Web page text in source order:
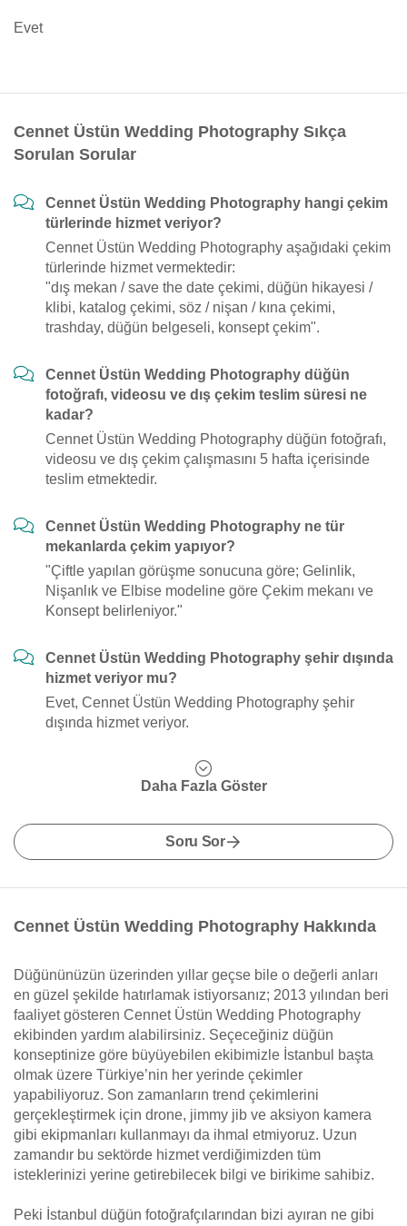
Evet
Cennet Üstün Wedding Photography Sıkça
Sorulan Sorular
Cennet Üstün Wedding Photography hangi çekim
türlerinde hizmet veriyor?
Cennet Üstün Wedding Photography aşağıdaki çekim
türlerinde hizmet vermektedir:
"dış mekan / save the date çekimi, düğün hikayesi /
klibi, katalog çekimi, söz / nişan / kına çekimi,
trashday, düğün belgeseli, konsept çekim".
Cennet Üstün Wedding Photography düğün
fotoğrafı, videosu ve dış çekim teslim süresi ne
kadar?
Cennet Üstün Wedding Photography düğün fotoğrafı,
videosu ve dış çekim çalışmasını 5 hafta içerisinde
teslim etmektedir.
Cennet Üstün Wedding Photography ne tür
mekanlarda çekim yapıyor?
"Çiftle yapılan görüşme sonucuna göre; Gelinlik,
Nişanlık ve Elbise modeline göre Çekim mekanı ve
Konsept belirleniyor."
Cennet Üstün Wedding Photography şehir dışında
hizmet veriyor mu?
Evet, Cennet Üstün Wedding Photography şehir
dışında hizmet veriyor.
Daha Fazla Göster
Soru Sor
Cennet Üstün Wedding Photography Hakkında
Düğününüzün üzerinden yıllar geçse bile o değerli anları
en güzel şekilde hatırlamak istiyorsanız; 2013 yılından beri
faaliyet gösteren Cennet Üstün Wedding Photography
ekibinden yardım alabilirsiniz. Seçeceğiniz düğün
konseptinize göre büyüyebilen ekibimizle İstanbul başta
olmak üzere Türkiye’nin her yerinde çekimler
yapabiliyoruz. Son zamanların trend çekimlerini
gerçekleştirmek için drone, jimmy jib ve aksiyon kamera
gibi ekipmanları kullanmayı da ihmal etmiyoruz. Uzun
zamandır bu sektörde hizmet verdiğimizden tüm
isteklerinizi yerine getirebilecek bilgi ve birikime sahibiz.
Peki İstanbul düğün fotoğrafçılarından bizi ayıran ne gibi